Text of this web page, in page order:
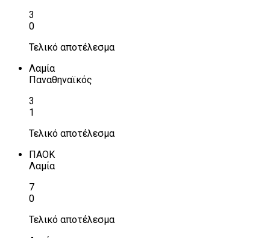
3
0
Τελικό αποτέλεσμα
Λαμία
Παναθηναϊκός
3
1
Τελικό αποτέλεσμα
ΠΑΟΚ
Λαμία
7
0
Τελικό αποτέλεσμα